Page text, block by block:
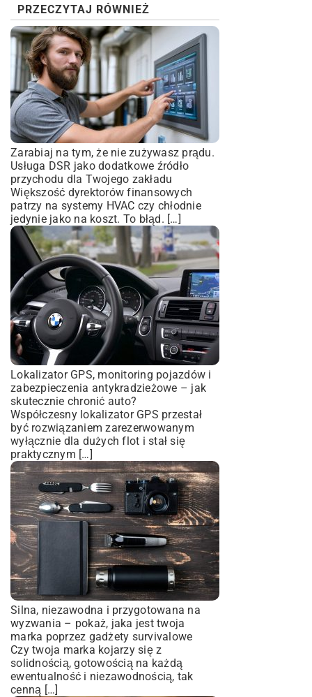
PRZECZYTAJ RÓWNIEŻ
Zarabiaj na tym, że nie zużywasz prądu.
Usługa DSR jako dodatkowe źródło
przychodu dla Twojego zakładu
Większość dyrektorów finansowych
patrzy na systemy HVAC czy chłodnie
jedynie jako na koszt. To błąd. […]
Lokalizator GPS, monitoring pojazdów i
zabezpieczenia antykradzieżowe – jak
skutecznie chronić auto?
Współczesny lokalizator GPS przestał
być rozwiązaniem zarezerwowanym
wyłącznie dla dużych flot i stał się
praktycznym […]
Silna, niezawodna i przygotowana na
wyzwania – pokaż, jaka jest twoja
marka poprzez gadżety survivalowe
Czy twoja marka kojarzy się z
solidnością, gotowością na każdą
ewentualność i niezawodnością, tak
cenną […]